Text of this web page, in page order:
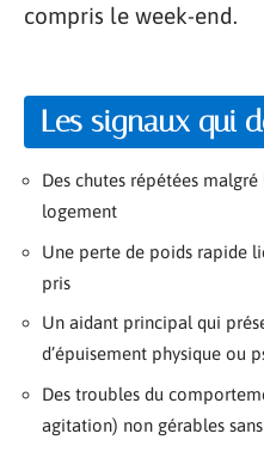
compris le week-end.
Les signaux qui
Des chutes répétées
logement
Une perte de poids rapide
pris
Un aidant principal qui
d’épuisement physique ou
Des troubles du
agitation) non gérables